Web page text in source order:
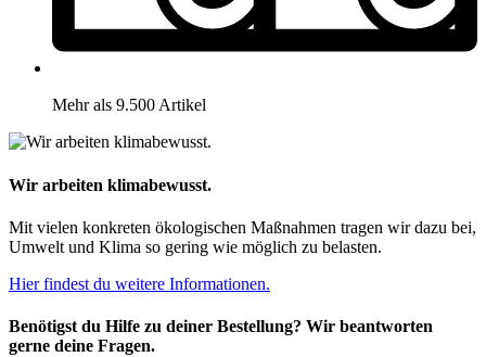
Mehr als 9.500 Artikel
Wir arbeiten klimabewusst.
Mit vielen konkreten ökologischen Maßnahmen tragen wir dazu bei,
Umwelt und Klima so gering wie möglich zu belasten.
Hier findest du weitere Informationen.
Benötigst du Hilfe zu deiner Bestellung? Wir beantworten
gerne deine Fragen.